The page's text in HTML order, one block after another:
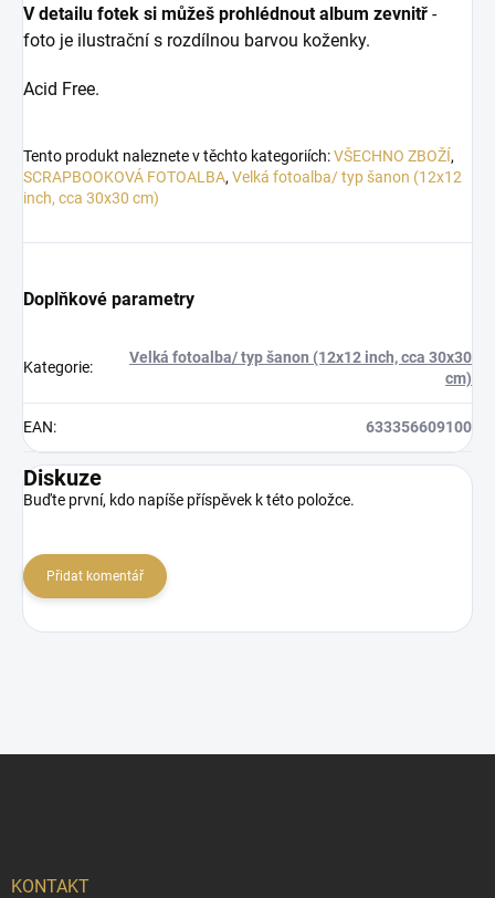
V detailu fotek si můžeš prohlédnout album zevnitř -
foto je ilustrační s rozdílnou barvou koženky.
Acid Free.
Tento produkt naleznete v těchto kategoriích:VŠECHNO ZBOŽÍ,
SCRAPBOOKOVÁ FOTOALBA, Velká fotoalba/ typ šanon (12x12
inch, cca 30x30 cm)
Doplňkové parametry
Kategorie:
Velká fotoalba/ typ šanon (12x12 inch, cca 30x30
cm)
EAN: 633356609100
Diskuze
Buďte první, kdo napíše příspěvek k této položce.
Přidat komentář
KONTAKT